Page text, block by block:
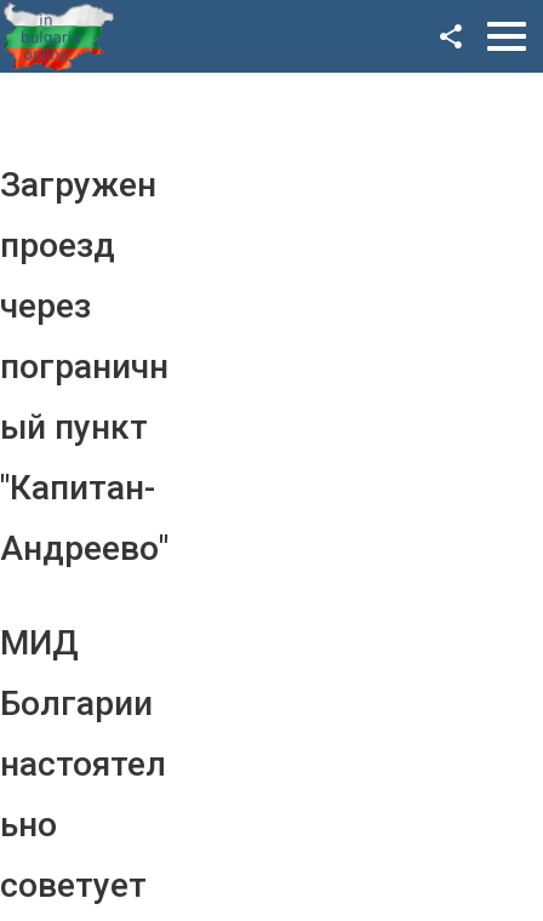
Загружен
проезд
через
пограничн
ый пункт
"Капитан-
Андреево"
МИД
Болгарии
настоятел
ьно
советует